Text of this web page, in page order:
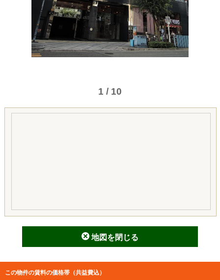
1 / 10
地図を閉じる
この物件の賃料の価格帯（共益費込）